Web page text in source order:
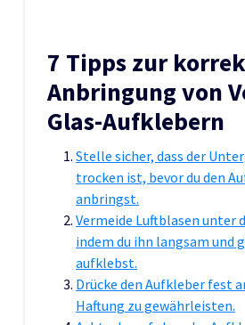
7 Tipps zur
Anbringung von
Glas-Aufklebern
Stelle sicher, dass der
trocken ist, bevor du den
anbringst.
Vermeide Luftblasen unter
indem du ihn langsam und
aufklebst.
Drücke den Aufkleber fest
Haftung zu gewährleisten.